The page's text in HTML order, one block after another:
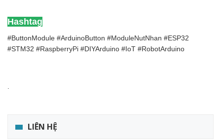
Hashtag
#ButtonModule #ArduinoButton #ModuleNutNhan #ESP32
#STM32 #RaspberryPi #DIYArduino #IoT #RobotArduino
LIÊN HỆ